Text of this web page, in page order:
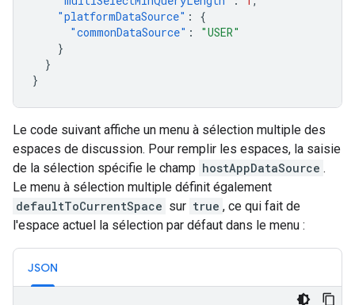
"platformDataSource" :
{
"commonDataSource" :
"USER"
}
}
}
Le code suivant affiche un menu à sélection multiple des
espaces de discussion. Pour remplir les espaces, la saisie
de la sélection spécifie le champ hostAppDataSource .
Le menu à sélection multiple définit également
defaultToCurrentSpace sur true , ce qui fait de
l'espace actuel la sélection par défaut dans le menu :
JSON